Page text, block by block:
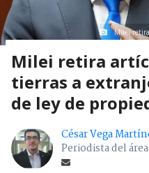
Milei
Milei retira
tierras a
de ley de
César Vega
Periodista del